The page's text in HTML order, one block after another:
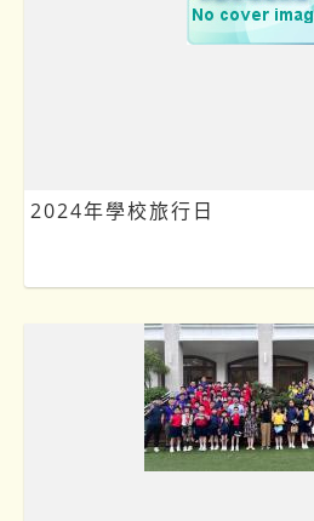
2024年學校旅行日